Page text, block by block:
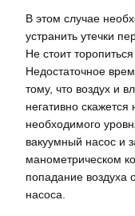
В этом случае
устранить утечки
Не стоит
Недостаточное
тому, что воздух и
негативно
необходимого
вакуумный насос и
манометрическом
попадание воздуха
насоса.